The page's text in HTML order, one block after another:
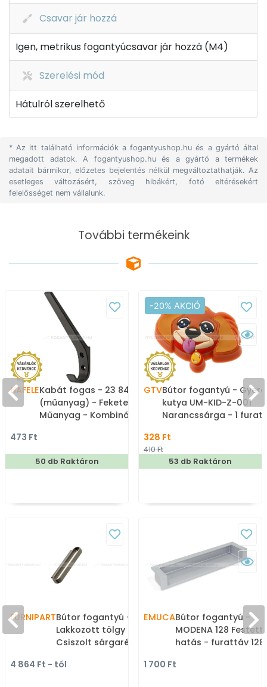
Csavar jár hozzá
Igen, metrikus fogantyúcsavar jár hozzá (M4)
Szerelési mód
Hátulról szerelhető
* Az itt található információk a fogantyushop.hu és a gyártó által
megadott adatok. A fogantyushop.hu és a gyártó a termékek
adatait bármikor, előzetes bejelentés nélkül megváltoztathatják. Az
esetleges változásért, szöveg hibákért, fotó eltérésekért
felelősséget nem vállalunk.
További termékeink
HAFELEKabát fogas - 23 843.17
(műanyag) - Fekete -
Műanyag - Kombinált,
473 Ft
50 db Raktáron
-20% AKCIÓ
GTVBútor fogantyú -
kutya UM-KID-Z-001
Narancssárga - 1
Mesefigurás, állatos
gyerekbútor fogantyú
328 Ft
410 Ft
53 db Raktáron
FURNIPARTBútor fogantyú - RACE -
Lakkozott tölgy -
Csiszolt sárgaréz 056/32
kombinált fém
4 864 Ft - tól
EMUCABútor fogantyú -
MODENA 128 Festett
hatás - furattáv 128
hatás MCrEL -
1 700 Ft